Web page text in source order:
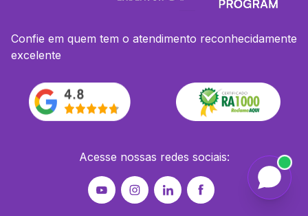
Confie em quem tem o atendimento reconhecidamente
excelente
Acesse nossas redes sociais: